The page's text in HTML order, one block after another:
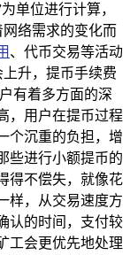
单位进行计算，
络需求的变化而
、代币交易等活动
升，提币手续费
有着多方面的深
，用户在提币过程
个沉重的负担，增
些进行小额提币的
得不偿失，就像花
样，从交易速度方
认的时间，支付较
工会更优先地处理